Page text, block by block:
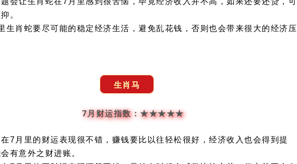
。
生肖蛇要尽可能的稳定经济生活，避免乱花钱，否则也会带来很大的经济压
生肖马
7月财运指数：★★★★★
7月里的财运表现很不错，赚钱要比以往轻松很好，经济收入也会得到提
有意外之财进账。